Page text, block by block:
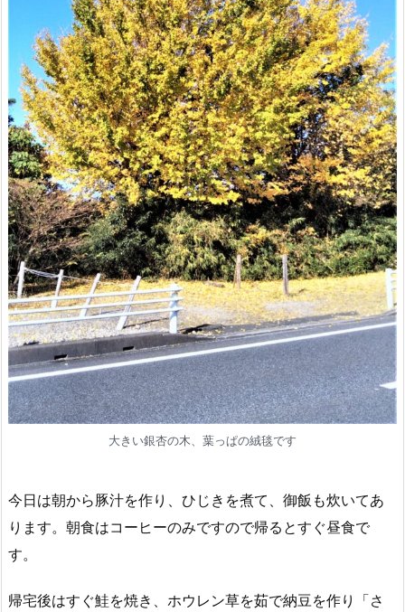
大きい銀杏の木、葉っぱの絨毯です
今日は朝から豚汁を作り、ひじきを煮て、御飯も炊いてあ
ります。朝食はコーヒーのみですので帰るとすぐ昼食で
す。
帰宅後はすぐ鮭を焼き、ホウレン草を茹で納豆を作り「さ